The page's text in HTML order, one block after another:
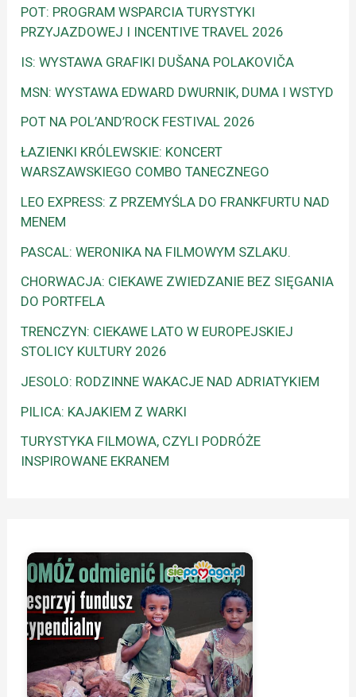
POT: PROGRAM WSPARCIA TURYSTYKI
PRZYJAZDOWEJ I INCENTIVE TRAVEL 2026
IS: WYSTAWA GRAFIKI DUŠANA POLAKOVIČA
MSN: WYSTAWA EDWARD DWURNIK, DUMA I WSTYD
POT NA POL’AND’ROCK FESTIVAL 2026
ŁAZIENKI KRÓLEWSKIE: KONCERT
WARSZAWSKIEGO COMBO TANECZNEGO
LEO EXPRESS: Z PRZEMYŚLA DO FRANKFURTU NAD
MENEM
PASCAL: WERONIKA NA FILMOWYM SZLAKU.
CHORWACJA: CIEKAWE ZWIEDZANIE BEZ SIĘGANIA
DO PORTFELA
TRENCZYN: CIEKAWE LATO W EUROPEJSKIEJ
STOLICY KULTURY 2026
JESOLO: RODZINNE WAKACJE NAD ADRIATYKIEM
PILICA: KAJAKIEM Z WARKI
TURYSTYKA FILMOWA, CZYLI PODRÓŻE
INSPIROWANE EKRANEM